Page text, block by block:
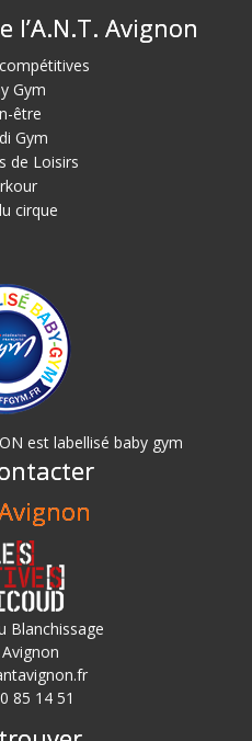
l’A.N.T. Avignon
Gym
être
Gym
de Loisirs
cirque
est labellisé baby gym
Blanchissage
85 14 51